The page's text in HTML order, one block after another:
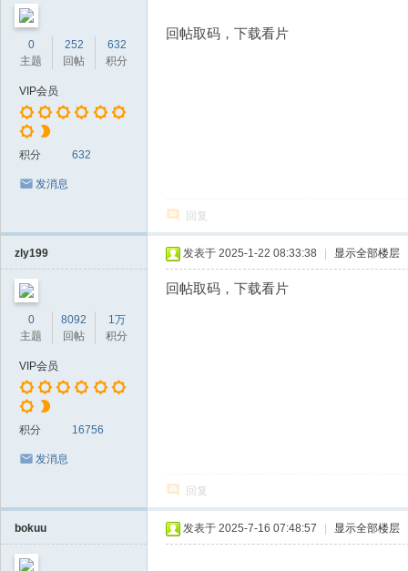
0
主题
252
回帖
632
积分
VIP会员
积分 632
发消息
回帖取码，下载看片
回复
zly199
0
主题
8092
回帖
1万
积分
VIP会员
积分 16756
发消息
发表于 2025-1-22 08:33:38 显示全部楼层
回帖取码，下载看片
回复
bokuu 发表于 2025-7-16 07:48:57 显示全部楼层